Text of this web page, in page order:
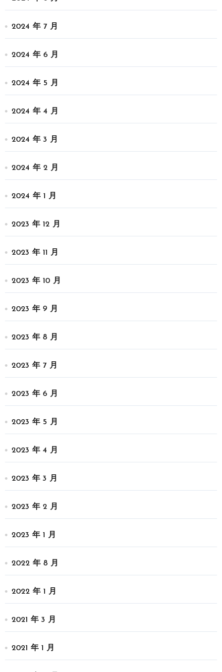
2024 年 7 月
2024 年 6 月
2024 年 5 月
2024 年 4 月
2024 年 3 月
2024 年 2 月
2024 年 1 月
2023 年 12 月
2023 年 11 月
2023 年 10 月
2023 年 9 月
2023 年 8 月
2023 年 7 月
2023 年 6 月
2023 年 5 月
2023 年 4 月
2023 年 3 月
2023 年 2 月
2023 年 1 月
2022 年 8 月
2022 年 1 月
2021 年 3 月
2021 年 1 月